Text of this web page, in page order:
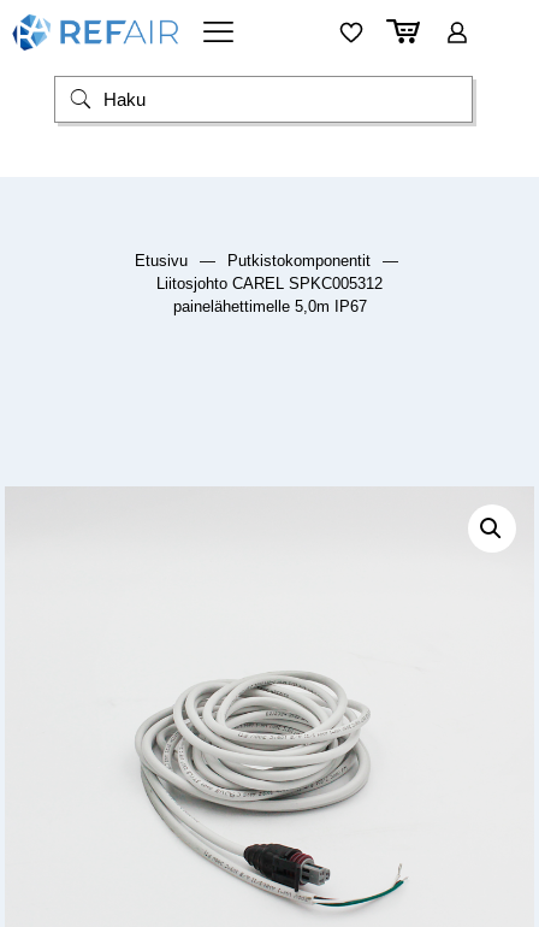
Etusivu — Putkistokomponentit
—
Liitosjohto CAREL SPKC005312
painelähettimelle 5,0m IP67